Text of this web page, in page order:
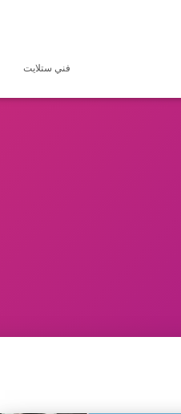
فني ستلايت